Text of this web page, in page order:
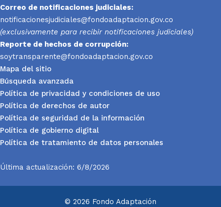
Correo de notificaciones judiciales:
notificacionesjudiciales@fondoadaptacion.gov.co
(exclusivamente para recibir notificaciones judiciales)
Reporte de hechos de corrupción:
soytransparente@fondoadaptacion.gov.co
Mapa del sitio
Búsqueda avanzada
Política de privacidad y condiciones de uso
Política de derechos de autor
Política de seguridad de la información
Política de gobierno digital
Política de tratamiento de datos personales
Última actualización: 6/8/2026
© 2026 Fondo Adaptación